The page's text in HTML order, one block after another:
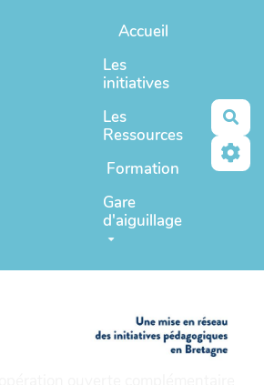
Accueil
Les
initiatives
Les
Ressources
Formation
Gare
d'aiguillage